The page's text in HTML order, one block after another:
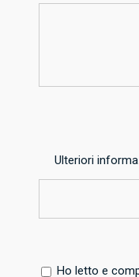
Ulteriori
Ho letto e